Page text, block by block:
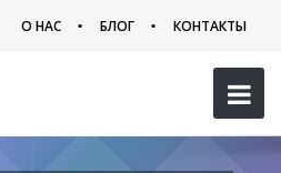
О НАС БЛОГ КОНТАКТЫ